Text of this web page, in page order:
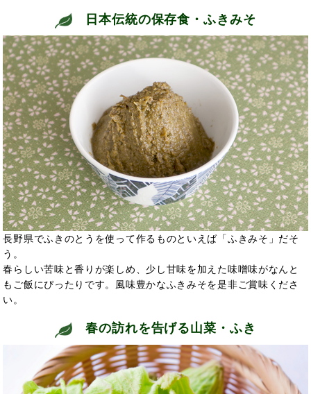
日本伝統の保存食・ふきみそ
長野県でふきのとうを使って作るものといえば「ふきみそ」だそ
う。
春らしい苦味と香りが楽しめ、少し甘味を加えた味噌味がなんと
もご飯にぴったりです。風味豊かなふきみそを是非ご賞味くださ
い。
春の訪れを告げる山菜・ふき